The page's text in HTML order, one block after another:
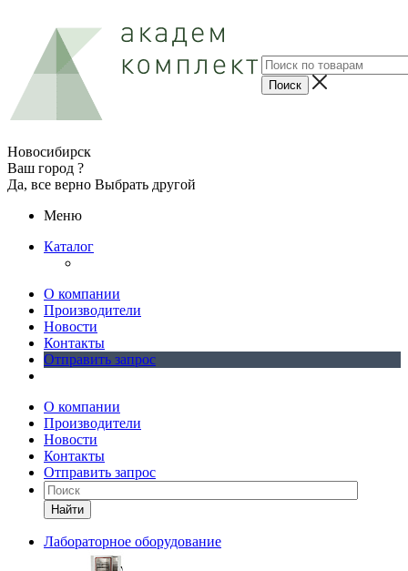
Новосибирск
Ваш город ?
Да, все верно Выбрать другой
Меню
Каталог
О компании
Производители
Новости
Контакты
Отправить запрос
О компании
Производители
Новости
Контакты
Отправить запрос
Найти
Лабораторное оборудование